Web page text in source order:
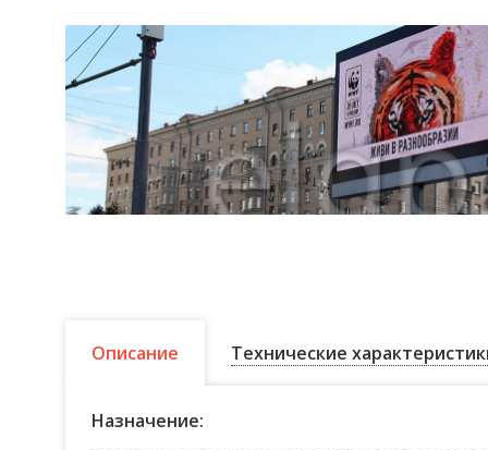
Описание Технические
Назначение: